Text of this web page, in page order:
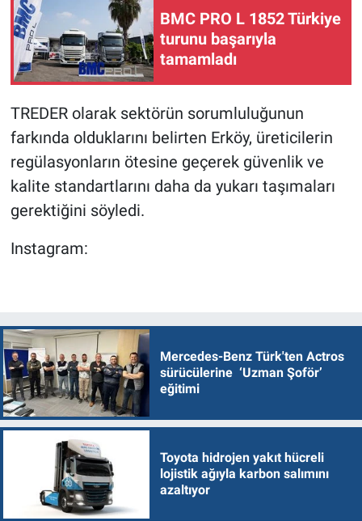
BMC PRO L 1852 Türkiye
turunu başarıyla
tamamladı
TREDER olarak sektörün sorumluluğunun
farkında olduklarını belirten Erköy, üreticilerin
regülasyonların ötesine geçerek güvenlik ve
kalite standartlarını daha da yukarı taşımaları
gerektiğini söyledi.
Instagram:
Mercedes-Benz Türk'ten Actros
sürücülerine ‘Uzman Şoför’
eğitimi
Toyota hidrojen yakıt hücreli
lojistik ağıyla karbon salımını
azaltıyor